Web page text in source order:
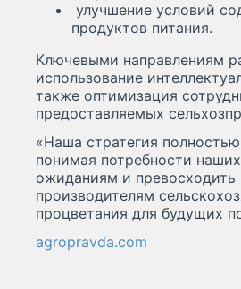
улучшение условий
продуктов питания.
Ключевыми направлениям
использование
также оптимизация
предоставляемых
«Наша стратегия
понимая потребности
ожиданиям и
производителям
процветания для будущих
agropravda.com